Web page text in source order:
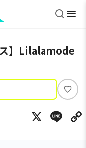
ス】Lilalamode
い
ね
X